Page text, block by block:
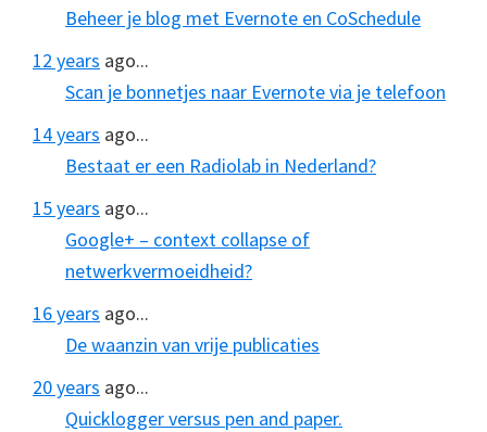
Beheer je blog met Evernote en CoSchedule
12 years ago...
Scan je bonnetjes naar Evernote via je telefoon
14 years ago...
Bestaat er een Radiolab in Nederland?
15 years ago...
Google+ – context collapse of
netwerkvermoeidheid?
16 years ago...
De waanzin van vrije publicaties
20 years ago...
Quicklogger versus pen and paper.